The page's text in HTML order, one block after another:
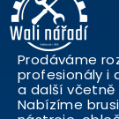
Prodáváme
profesionály i
a další včetně
Nabízíme